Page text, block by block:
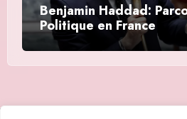
Benjamin Haddad:
Politique en France